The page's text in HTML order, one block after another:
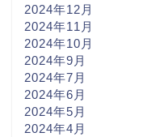
2024年12月
2024年11月
2024年10月
2024年9月
2024年7月
2024年6月
2024年5月
2024年4月